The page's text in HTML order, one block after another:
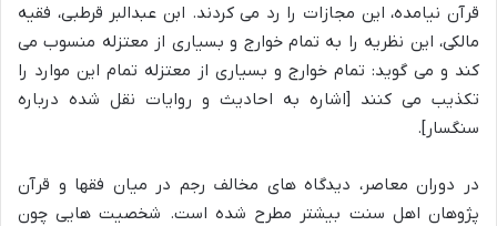
قرآن نیامده، این مجازات را رد می کردند. ابن عبدالبر قرطبی، فقیه
مالکی، این نظریه را به تمام خوارج و بسیاری از معتزله منسوب می
کند و می گوید: تمام خوارج و بسیاری از معتزله تمام این موارد را
تکذیب می کنند [اشاره به احادیث و روایات نقل شده درباره
سنگسار].
در دوران معاصر، دیدگاه های مخالف رجم در میان فقها و قرآن
پژوهان اهل سنت بیشتر مطرح شده است. شخصیت هایی چون